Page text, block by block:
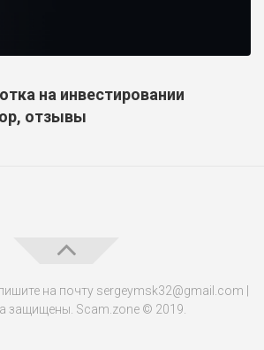
на инвестировании
отзывы
на почту sergeymsk32@gmail.com |
защищены. Scam.zone © 2019.